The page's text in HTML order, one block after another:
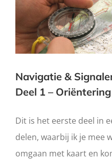
Navigatie &
Deel 1 – Oriëntering
Dit is het eerste deel in
delen, waarbij ik je mee
omgaan met kaart en